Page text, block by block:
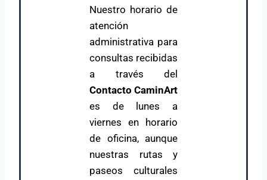
Nuestro horario de
atención
administrativa para
consultas recibidas
a través del
Contacto CaminArt
es de lunes a
viernes en horario
de oficina, aunque
nuestras rutas y
paseos culturales